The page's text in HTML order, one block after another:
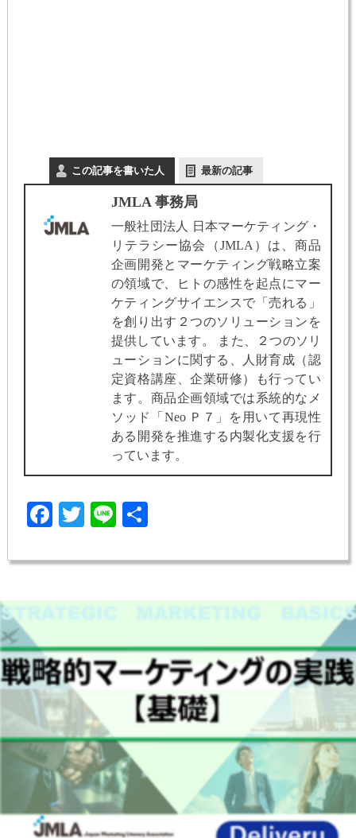
この記事を書いた人 最新の記事
JMLA 事務局
一般社団法人 日本マーケティング・
リテラシー協会（JMLA）は、商品
企画開発とマーケティング戦略立案
の領域で、ヒトの感性を起点にマー
ケティングサイエンスで「売れる」
を創り出す２つのソリューションを
提供しています。 また、２つのソリ
ューションに関する、人財育成（認
定資格講座、企業研修）も行ってい
ます。商品企画領域では系統的なメ
ソッド「Neo Ｐ７」を用いて再現性
ある開発を推進する内製化支援を行
っています。
Facebook
Twitter
Line